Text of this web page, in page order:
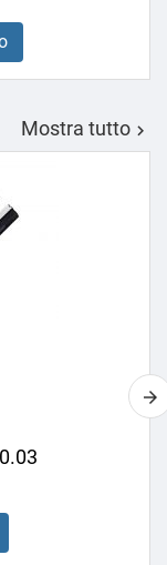
Mostra tutto 